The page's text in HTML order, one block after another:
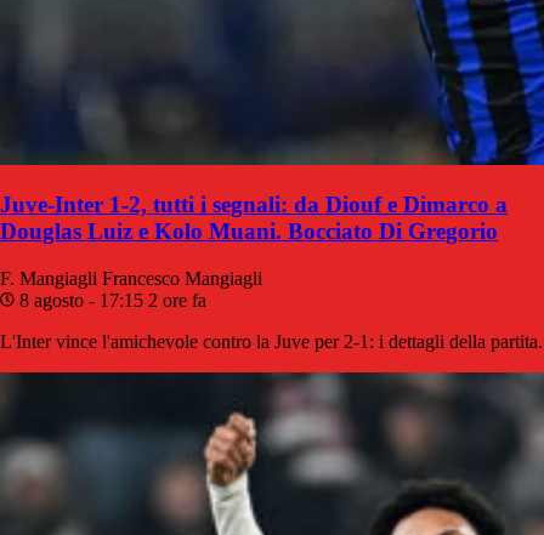
Juve-Inter 1-2, tutti i segnali: da Diouf e Dimarco a
Douglas Luiz e Kolo Muani. Bocciato Di Gregorio
F. Mangiagli Francesco Mangiagli
8 agosto - 17:15 2 ore fa
L'Inter vince l'amichevole contro la Juve per 2-1: i dettagli della partita.